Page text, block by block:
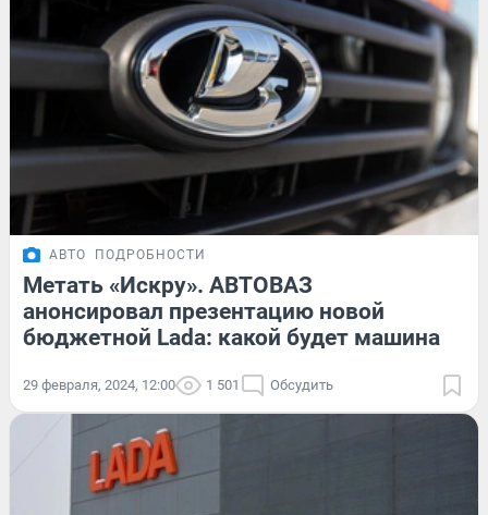
АВТО ПОДРОБНОСТИ
Метать «Искру». АВТОВАЗ
анонсировал презентацию новой
бюджетной Lada: какой будет машина
29 февраля, 2024, 12:00 1 501 Обсудить